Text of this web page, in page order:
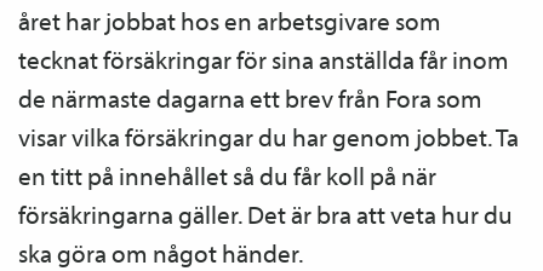
året har jobbat hos en arbetsgivare som
tecknat försäkringar för sina anställda får inom
de närmaste dagarna ett brev från Fora som
visar vilka försäkringar du har genom jobbet. Ta
en titt på innehållet så du får koll på när
försäkringarna gäller. Det är bra att veta hur du
ska göra om något händer.